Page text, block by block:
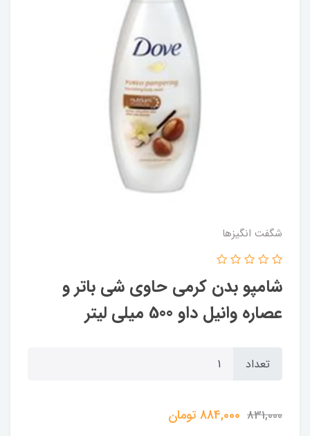
شگفت انگيزها
شامپو بدن کرمی حاوی شی باتر و
عصاره وانیل داو 500 میلی لیتر
تعداد
831,000
884,000تومان